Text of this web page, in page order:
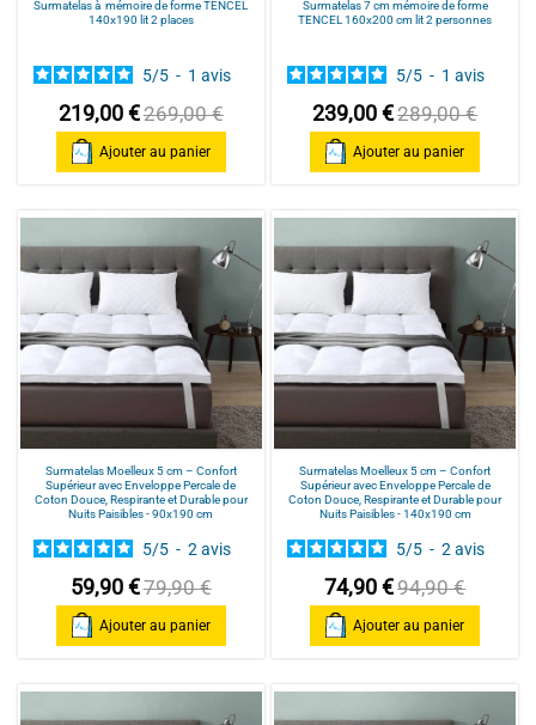
Surmatelas à mémoire de forme TENCEL
140x190 lit 2 places
5/5 - 1 avis
219,00 €269,00 €
Ajouter au panier
Surmatelas 7 cm mémoire de forme
TENCEL 160x200 cm lit 2 personnes
5/5 - 1avis
239,00 €289,00 €
Ajouter au panier
Surmatelas Moelleux 5 cm – Confort
Supérieur avec Enveloppe Percale de
Coton Douce, Respirante et Durable pour
Nuits Paisibles - 90x190 cm
5/5 - 2 avis
59,90 €79,90 €
Ajouter au panier
Surmatelas Moelleux 5 cm – Confort
Supérieur avec Enveloppe Percale de
Coton Douce, Respirante et Durable pour
Nuits Paisibles - 140x190 cm
5/5 - 2avis
74,90 €94,90 €
Ajouter au panier